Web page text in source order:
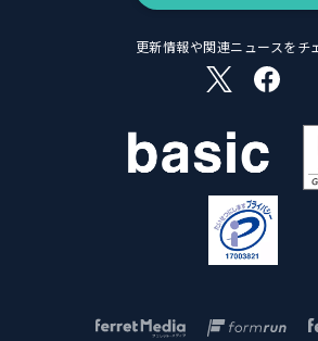
更新情報や関連ニュースをチ